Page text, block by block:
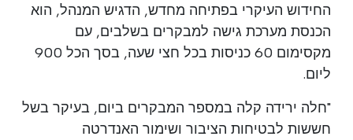
החידוש העיקרי בפתיחה מחדש, הדגיש המנהל, הוא
הכנסת מערכת גישה למבקרים בשלבים, עם
מקסימום 60 כניסות בכל חצי שעה, בסך הכל 900
ליום.
"חלה ירידה קלה במספר המבקרים ביום, בעיקר בשל
חששות לבטיחות הציבור ושימור האנדרטה